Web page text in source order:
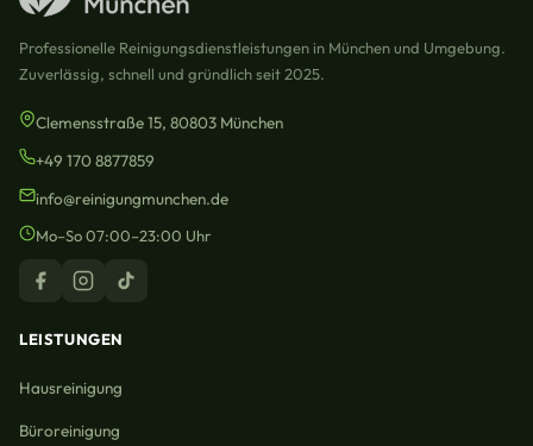
Professionelle Reinigungsdienstleistungen in München und Umgebung.
Zuverlässig, schnell und gründlich seit 2025.
Clemensstraße 15, 80803 München
+49 170 8877859
info@reinigungmunchen.de
Mo–So 07:00–23:00 Uhr
LEISTUNGEN
Hausreinigung
Büroreinigung